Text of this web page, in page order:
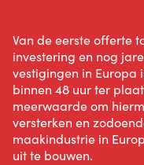
Van de eerste offerte
investering en nog
vestigingen in Europa
binnen 48 uur ter
meerwaarde om
versterken en
maakindustrie in
uit te bouwen.